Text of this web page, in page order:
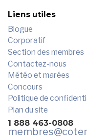
Liens utiles
Blogue
Corporatif
Section des membres
Contactez-nous
Météo et marées
Concours
Politique de
Plan du site
1 888 463-0808
membres